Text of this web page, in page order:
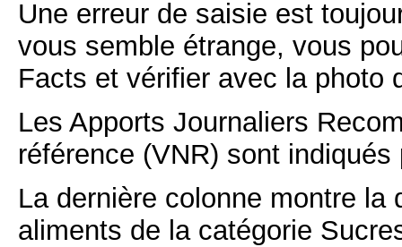
Une erreur de saisie est
vous semble étrange, vous
Facts et vérifier avec la photo
Les Apports Journaliers
référence (VNR) sont
La dernière colonne montre
aliments de la catégorie